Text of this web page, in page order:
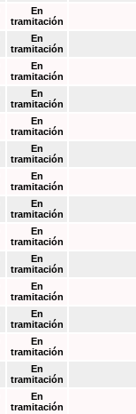
En
tramitación
En
tramitación
En
tramitación
En
tramitación
En
tramitación
En
tramitación
En
tramitación
En
tramitación
En
tramitación
En
tramitación
En
tramitación
En
tramitación
En
tramitación
En
tramitación
En
tramitación